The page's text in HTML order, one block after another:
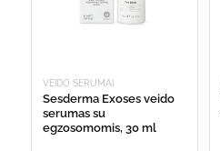
VEIDO SERUMAI
Sesderma Exoses veido
serumas su
egzosomomis, 30 ml